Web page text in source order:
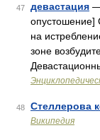
47 девастация —
опустошение]
на
зоне
48 Стеллерова
Википедия